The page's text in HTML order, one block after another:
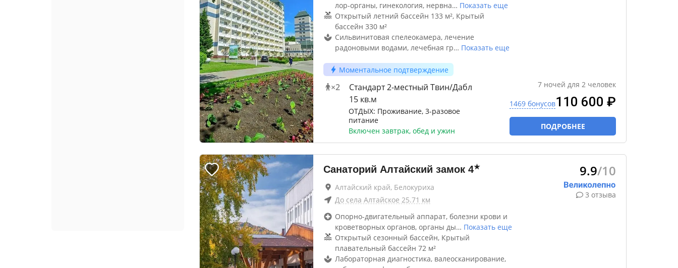
лор-органы, гинекология, нервна… Показать еще
Открытый летний бассейн 133 м², Крытый
бассейн 330 м²
Сильвинитовая спелеокамера, лечение
радоновыми водами, лечебная гр… Показать еще
Моментальное подтверждение
×2
Стандарт 2-местный Твин/Дабл
15 кв.м
ОТДЫХ: Проживание, 3-разовое
питание
Включен завтрак, обед и ужин
7 ночей для 2 человек
1469 бонусов110 600 ₽
ПОДРОБНЕЕ
Санаторий Алтайский замок 4★
Алтайский край, Белокуриха
До села Алтайское 25.71 км
Опорно-двигательный аппарат, болезни крови и
кроветворных органов, органы ды… Показать еще
Открытый сезонный бассейн, Крытый
плавательный бассейн 72 м²
Лабораторная диагностика, валеосканирование,
9.9/10
3 отзыва